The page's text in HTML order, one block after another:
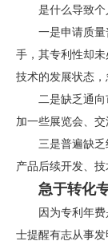
是什么导致
一是申请质
手，其专利性却
技术的发展状态
二是缺乏通
加一些展览会、交
三是普遍缺
产品后续开发、
急于转化
因为专利年
士提醒有志从事